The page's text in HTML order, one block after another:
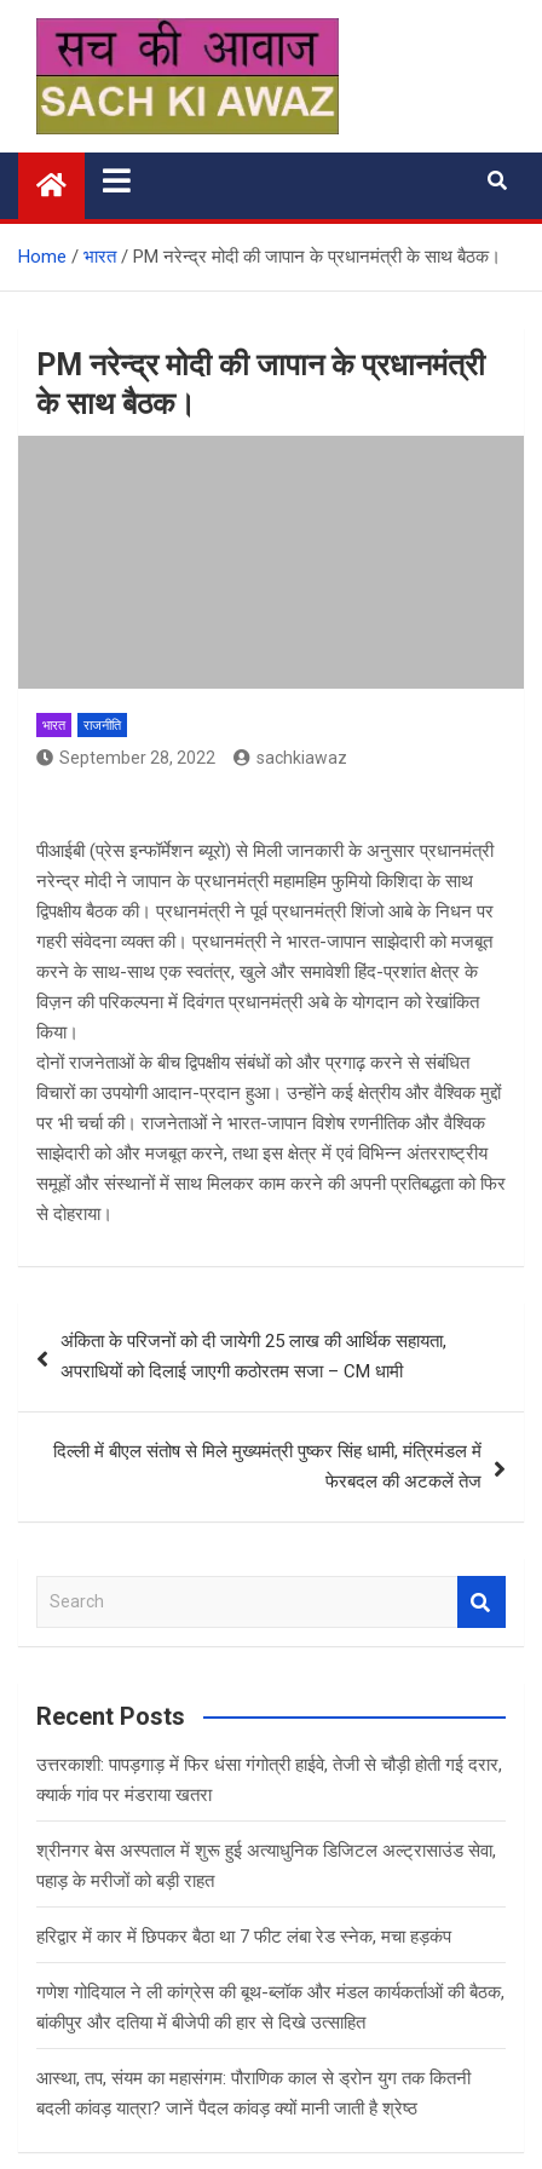
content
सच की आवाज
Home भारत PM नरेन्द्र मोदी की जापान के प्रधानमंत्री के साथ बैठक।
PM नरेन्द्र मोदी की जापान के प्रधानमंत्री
के साथ बैठक।
भारत राजनीति
September 28, 2022 sachkiawaz
पीआईबी (प्रेस इन्फॉर्मेशन ब्यूरो) से मिली जानकारी के अनुसार प्रधानमंत्री
नरेन्द्र मोदी ने जापान के प्रधानमंत्री महामहिम फुमियो किशिदा के साथ
द्विपक्षीय बैठक की। प्रधानमंत्री ने पूर्व प्रधानमंत्री शिंजो आबे के निधन पर
गहरी संवेदना व्यक्त की। प्रधानमंत्री ने भारत-जापान साझेदारी को मजबूत
करने के साथ-साथ एक स्वतंत्र, खुले और समावेशी हिंद-प्रशांत क्षेत्र के
विज़न की परिकल्पना में दिवंगत प्रधानमंत्री अबे के योगदान को रेखांकित
किया।
दोनों राजनेताओं के बीच द्विपक्षीय संबंधों को और प्रगाढ़ करने से संबंधित
विचारों का उपयोगी आदान-प्रदान हुआ। उन्होंने कई क्षेत्रीय और वैश्विक मुद्दों
पर भी चर्चा की। राजनेताओं ने भारत-जापान विशेष रणनीतिक और वैश्विक
साझेदारी को और मजबूत करने, तथा इस क्षेत्र में एवं विभिन्न अंतरराष्ट्रीय
समूहों और संस्थानों में साथ मिलकर काम करने की अपनी प्रतिबद्धता को फिर
से दोहराया।
navigation
अंकिता के परिजनों को दी जायेगी 25 लाख की आर्थिक सहायता,
अपराधियों को दिलाई जाएगी कठोरतम सजा – CM धामी
दिल्ली में बीएल संतोष से मिले मुख्यमंत्री पुष्कर सिंह धामी, मंत्रिमंडल में
फेरबदल की अटकलें तेज
a
c
Recent Posts
उत्तरकाशी: पापड़गाड़ में फिर धंसा गंगोत्री हाईवे, तेजी से चौड़ी होती गई दरार,
क्यार्क गांव पर मंडराया खतरा
श्रीनगर बेस अस्पताल में शुरू हुई अत्याधुनिक डिजिटल अल्ट्रासाउंड सेवा,
पहाड़ के मरीजों को बड़ी राहत
हरिद्वार में कार में छिपकर बैठा था 7 फीट लंबा रेड स्नेक, मचा हड़कंप
गणेश गोदियाल ने ली कांग्रेस की बूथ-ब्लॉक और मंडल कार्यकर्ताओं की बैठक,
बांकीपुर और दतिया में बीजेपी की हार से दिखे उत्साहित
आस्था, तप, संयम का महासंगम: पौराणिक काल से ड्रोन युग तक कितनी
बदली कांवड़ यात्रा? जानें पैदल कांवड़ क्यों मानी जाती है श्रेष्ठ